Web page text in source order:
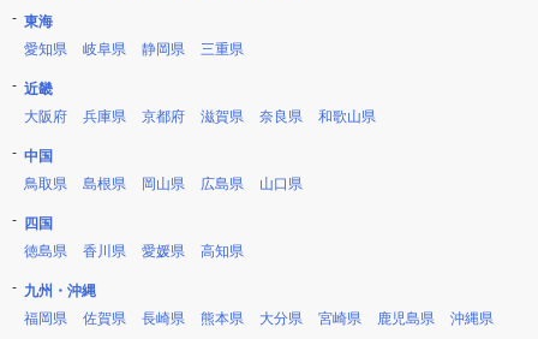
東海
愛知県
岐阜県 静岡県 三重県
近畿
大阪府
兵庫県 京都府 滋賀県 奈良県 和歌山県
中国
鳥取県
島根県 岡山県 広島県 山口県
四国
徳島県
香川県 愛媛県 高知県
九州・沖縄
福岡県
佐賀県 長崎県 熊本県 大分県 宮崎県 鹿児島県 沖縄県